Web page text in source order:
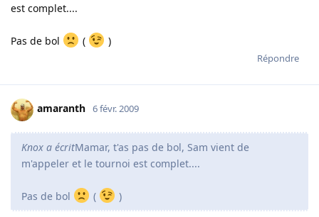
est complet....
Pas de bol ( )
Répondre
amaranth 6 févr. 2009
Knox a écritMamar, t'as pas de bol, Sam vient de
m'appeler et le tournoi est complet....
Pas de bol ( )